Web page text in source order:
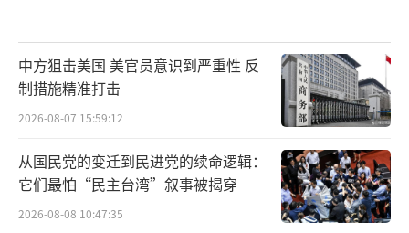
中方狙击美国 美官员意识到严重性 反
制措施精准打击
2026-08-07 15:59:12
从国民党的变迁到民进党的续命逻辑：
它们最怕“民主台湾”叙事被揭穿
2026-08-08 10:47:35